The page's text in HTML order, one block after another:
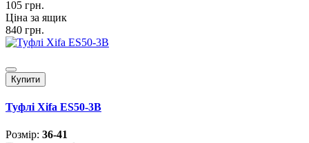
105 грн.
Ціна за ящик
840 грн.
Купити
Туфлі Xifa ES50-3B
Розмiр: 36-41